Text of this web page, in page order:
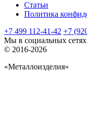
Статьи
Политика
+7 499 112-41-42 +7
Мы в социальных
© 2016-2026
«Металлоизделия»